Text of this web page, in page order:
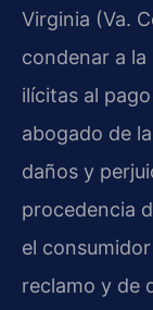
Virginia (Va.
condenar a
ilícitas al
abogado de
daños y
procedencia
el
reclamo y de